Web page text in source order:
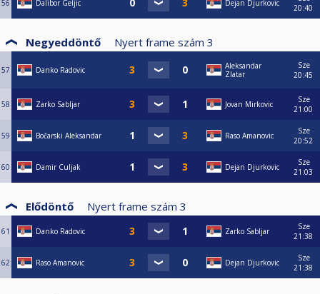
56 Dalibor Geljic Dejan Djurkovic
20:40
Negyeddöntő Nyert frame szám 3
57 Danko Radovic
Aleksandar
Zlatar
Sze
20:45
58 Zarko Sabljar Jovan Mirkovic
Sze
21:00
59 Bočarski Aleksandar Raso Amanovic
Sze
20:52
60 Damir Culjak Dejan Djurkovic
Sze
21:03
Elődöntő Nyert frame szám 3
61 Danko Radovic Zarko Sabljar
Sze
21:38
62 Raso Amanovic Dejan Djurkovic
Sze
21:38